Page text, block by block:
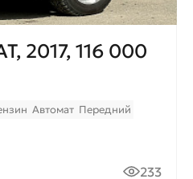
2017, 116 000
Автомат Передний
233